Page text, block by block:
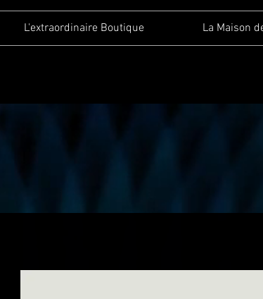
L'extraordinaire Boutique La Maison